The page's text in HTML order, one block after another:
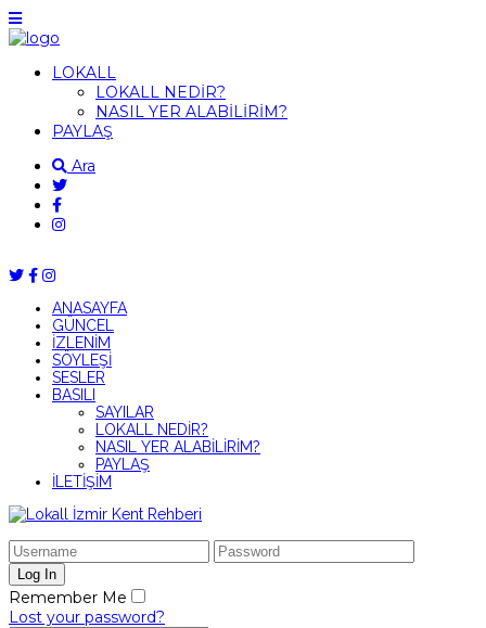
LOKALL
LOKALL NEDİR?
NASIL YER ALABİLİRİM?
PAYLAŞ
Ara
ANASAYFA
GÜNCEL
İZLENİM
SÖYLEŞİ
SESLER
BASILI
SAYILAR
LOKALL NEDİR?
NASIL YER ALABİLİRİM?
PAYLAŞ
İLETİŞİM
Remember Me
Lost your password?